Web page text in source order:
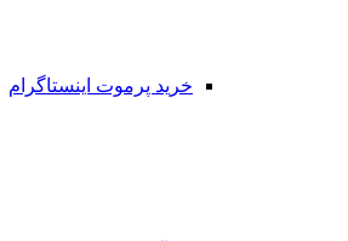
خرید پرموت اینستاگرام